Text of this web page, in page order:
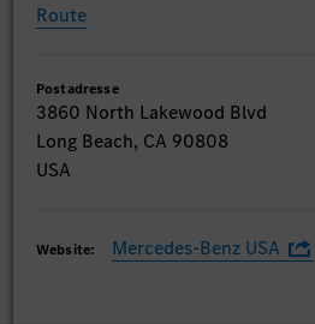
Route
Postadresse
3860 North Lakewood Blvd
Long Beach, CA 90808
USA
Website: Mercedes-Benz USA